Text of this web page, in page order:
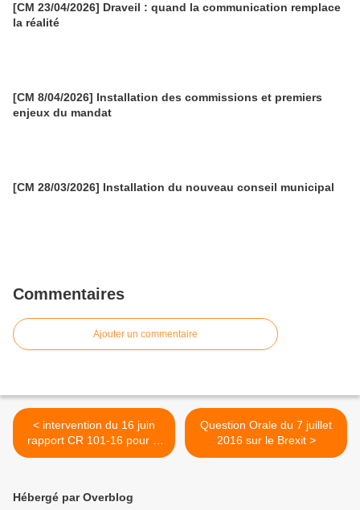
[CM 23/04/2026] Draveil : quand la communication remplace
la réalité
[CM 8/04/2026] Installation des commissions et premiers
enjeux du mandat
[CM 28/03/2026] Installation du nouveau conseil municipal
Commentaires
Ajouter un commentaire
< intervention du 16 juin
rapport CR 101-16 pour la
création d'un dispositif
transitoire
Question Orale du 7 juillet
2016 sur le Brexit >
Hébergé par Overblog